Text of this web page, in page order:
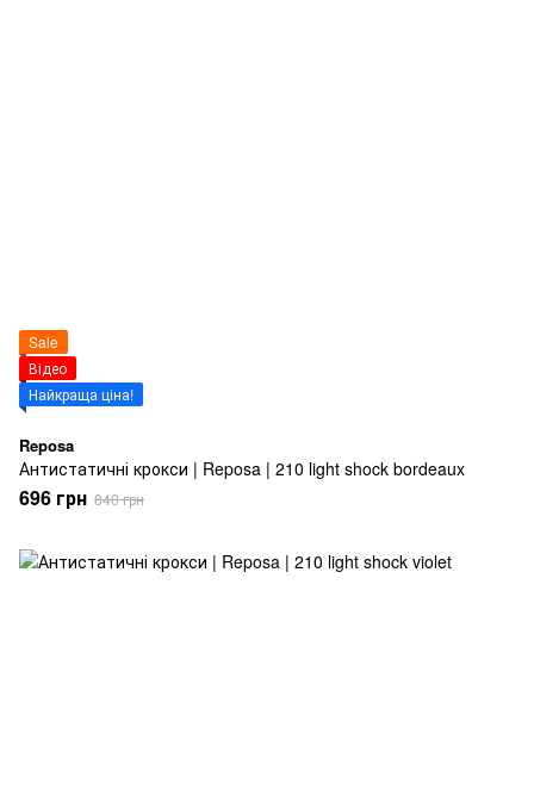
Sale
Відео
Найкраща ціна!
Reposa
Антистатичні крокси | Reposa | 210 light shock bordeaux
696 грн 840 грн